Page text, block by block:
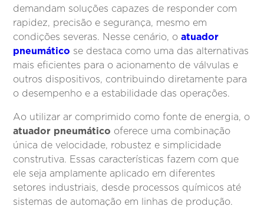
demandam soluções capazes de responder com
rapidez, precisão e segurança, mesmo em
condições severas. Nesse cenário, oatuador
pneumático se destaca como uma das alternativas
mais eficientes para o acionamento de válvulas e
outros dispositivos, contribuindo diretamente para
o desempenho e a estabilidade das operações.
Ao utilizar ar comprimido como fonte de energia, o
atuador pneumático oferece uma combinação
única de velocidade, robustez e simplicidade
construtiva. Essas características fazem com que
ele seja amplamente aplicado em diferentes
setores industriais, desde processos químicos até
sistemas de automação em linhas de produção.